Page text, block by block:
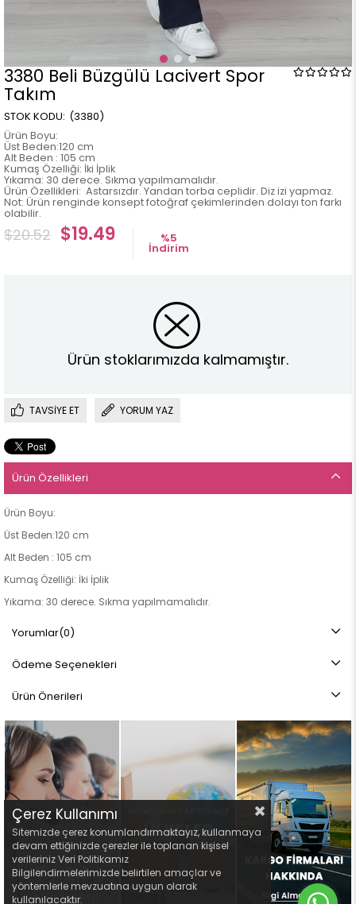
3380 Beli Büzgülü Lacivert Spor
Takım
(3380)
Ürün Boyu:
Üst Beden:120 cm
Alt Beden : 105 cm
Kumaş Özelliği: İki İplik
Yıkama: 30 derece. Sıkma yapılmamalıdır.
Ürün Özellikleri: Astarsızdır. Yandan torba ceplidir. Diz izi yapmaz.
Not: Ürün renginde konsept fotoğraf çekimlerinden dolayı ton farkı
olabilir.
$20.52 $19.49 %5
İndirim
Ürün stoklarımızda kalmamıştır.
TAVSIYE ET YORUM YAZ
Ürün Özellikleri
Ürün Boyu:
Üst Beden:120 cm
Alt Beden : 105 cm
Kumaş Özelliği: İki İplik
Yıkama: 30 derece. Sıkma yapılmamalıdır.
Ürün Özellikleri: Astarsızdır. Yandan torba ceplidir. Diz izi yapmaz.
olabilir.
Yorumlar(0)
Ödeme Seçenekleri
Ürün Önerileri
Çerez Kullanımı
Sitemizde çerez konumlandırmaktayız, kullanmaya
devam ettiğinizde çerezler ile toplanan kişisel
verileriniz Veri Politikamız
Bilgilendirmelerimizde belirtilen amaçlar ve
yöntemlerle mevzuatına uygun olarak
kullanılacaktır.